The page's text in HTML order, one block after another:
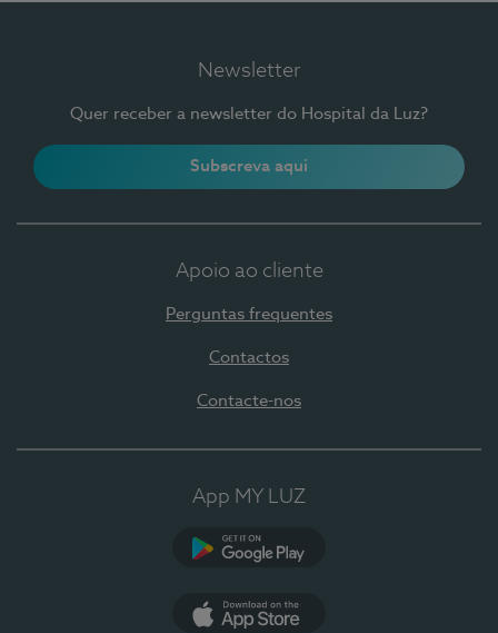
Newsletter
Quer receber a newsletter do Hospital da Luz?
Subscreva aqui
Apoio ao cliente
Perguntas frequentes
Contactos
Contacte-nos
App MY LUZ